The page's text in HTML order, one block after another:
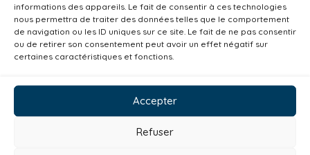
informations des appareils. Le fait de consentir à ces technologies
nous permettra de traiter des données telles que le comportement
de navigation ou les ID uniques sur ce site. Le fait de ne pas consentir
ou de retirer son consentement peut avoir un effet négatif sur
certaines caractéristiques et fonctions.
Accepter
Refuser
Centre aquatique
Environnement
Mobilité
Petite enfance
Santé
Plan climat
Alimentation
Consommer local
Numérique
Urbanisme
Réemploi
Magazine